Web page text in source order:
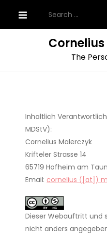
content
for:
The
Inhaltlich
MDStV):
Cornelius Malerczyk
Krifteler Strasse 14
65719 Hofheim am
Email: cornelius ([at])
Dieser Webauftritt und
nicht anders